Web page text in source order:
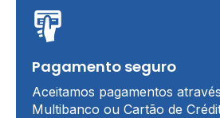
Pagamento seguro
Aceitamos pagamentos
Multibanco ou Cartão de